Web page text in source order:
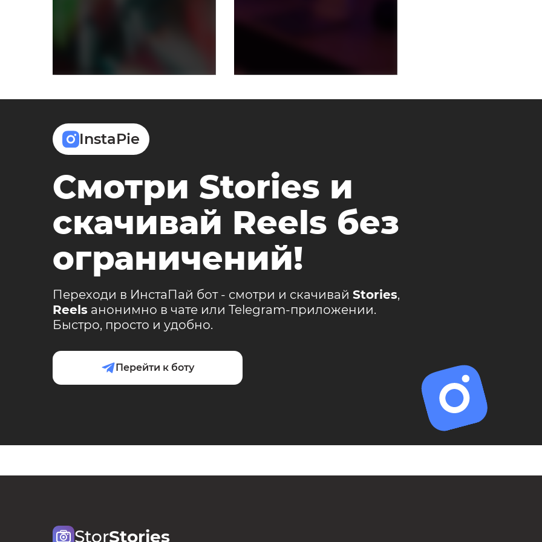
InstaPie
Смотри Stories и
скачивай Reels без
ограничений!
Переходи в ИнстаПай бот - смотри и скачивай Stories,
Reels анонимно в чате или Telegram-приложении.
Быстро, просто и удобно.
Перейти к боту
StorStories